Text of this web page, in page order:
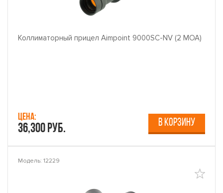
Коллиматорный прицел Aimpoint 9000SC-NV (2 МОА)
Цена:
36,300 руб. В КОРЗИНУ
Модель: 12229